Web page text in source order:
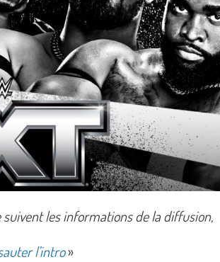
les informations de la diffusion,
l’intro»